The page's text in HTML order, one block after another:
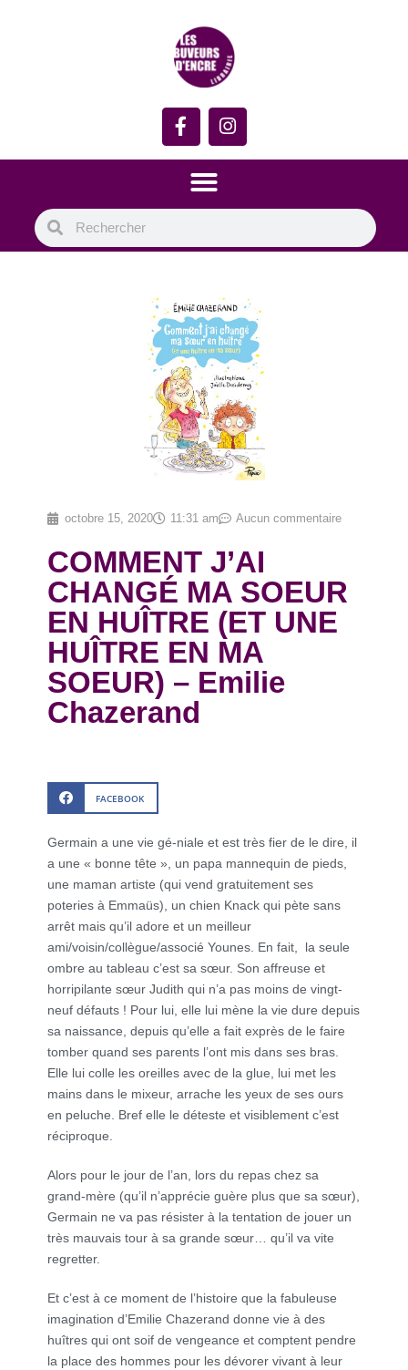
octobre 15, 2020 11:31 am Aucun commentaire
COMMENT J’AI
CHANGÉ MA SOEUR
EN HUÎTRE (ET UNE
HUÎTRE EN MA
SOEUR) – Emilie
Chazerand
FACEBOOK
Germain a une vie gé-niale et est très fier de le dire, il
a une « bonne tête », un papa mannequin de pieds,
une maman artiste (qui vend gratuitement ses
poteries à Emmaüs), un chien Knack qui pète sans
arrêt mais qu’il adore et un meilleur
ami/voisin/collègue/associé Younes. En fait, la seule
ombre au tableau c’est sa sœur. Son affreuse et
horripilante sœur Judith qui n’a pas moins de vingt-
neuf défauts ! Pour lui, elle lui mène la vie dure depuis
sa naissance, depuis qu’elle a fait exprès de le faire
tomber quand ses parents l’ont mis dans ses bras.
Elle lui colle les oreilles avec de la glue, lui met les
mains dans le mixeur, arrache les yeux de ses ours
en peluche. Bref elle le déteste et visiblement c’est
réciproque.
Alors pour le jour de l’an, lors du repas chez sa
grand-mère (qu’il n’apprécie guère plus que sa sœur),
Germain ne va pas résister à la tentation de jouer un
très mauvais tour à sa grande sœur… qu’il va vite
regretter.
Et c’est à ce moment de l’histoire que la fabuleuse
imagination d’Emilie Chazerand donne vie à des
huîtres qui ont soif de vengeance et comptent pendre
la place des hommes pour les dévorer vivant à leur